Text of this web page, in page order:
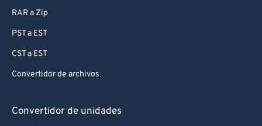
RAR a Zip
PST a EST
CST a EST
Convertidor de archivos
Convertidor de unidades